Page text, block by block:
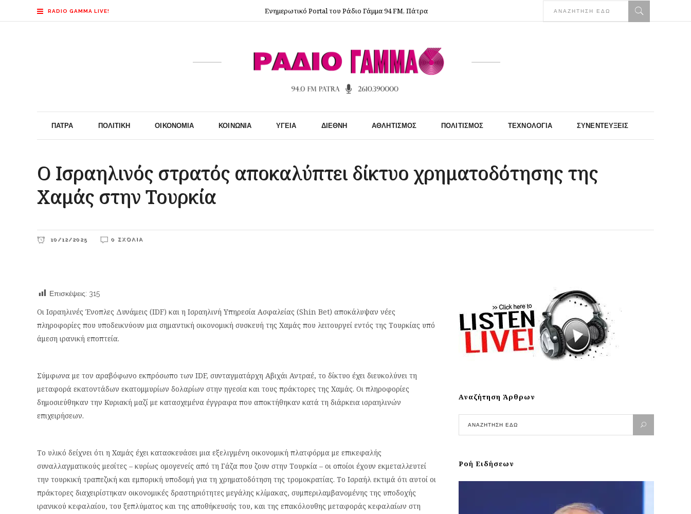
RADIO GAMMA LIVE! Ενημερωτικό Portal του Ράδιο Γάμμα 94 FM, Πάτρα
ΠΆΤΡΑ ΠΟΛΙΤΙΚΉ ΟΙΚΟΝΟΜΊΑ ΚΟΙΝΩΝΊΑ ΥΓΕΊΑ ΔΙΕΘΝΉ ΑΘΛΗΤΙΣΜΌΣ ΠΟΛΙΤΙΣΜΌΣ ΤΕΧΝΟΛΟΓΊΑ ΣΥΝΕΝΤΕΎΞΕΙΣ
Ο Ισραηλινός στρατός αποκαλύπτει δίκτυο χρηματοδότησης της
Χαμάς στην Τουρκία
10/12/2025 0 ΣΧΌΛΙΑ
Επισκέψεις: 315
Οι Ισραηλινές Ένοπλες Δυνάμεις (IDF) και η Ισραηλινή Υπηρεσία Ασφαλείας (Shin Bet) αποκάλυψαν νέες
πληροφορίες που υποδεικνύουν μια σημαντική οικονομική συσκευή της Χαμάς που λειτουργεί εντός της Τουρκίας υπό
άμεση ιρανική εποπτεία.
Σύμφωνα με τον αραβόφωνο εκπρόσωπο των IDF, συνταγματάρχη Αβιχάι Αντραέ, το δίκτυο έχει διευκολύνει τη
μεταφορά εκατοντάδων εκατομμυρίων δολαρίων στην ηγεσία και τους πράκτορες της Χαμάς. Οι πληροφορίες
δημοσιεύθηκαν την Κυριακή μαζί με κατασχεμένα έγγραφα που αποκτήθηκαν κατά τη διάρκεια ισραηλινών
επιχειρήσεων.
Το υλικό δείχνει ότι η Χαμάς έχει κατασκευάσει μια εξελιγμένη οικονομική πλατφόρμα με επικεφαλής
συναλλαγματικούς μεσίτες – κυρίως ομογενείς από τη Γάζα που ζουν στην Τουρκία – οι οποίοι έχουν εκμεταλλευτεί
την τουρκική τραπεζική και εμπορική υποδομή για τη χρηματοδότηση της τρομοκρατίας. Το Ισραήλ εκτιμά ότι αυτοί οι
πράκτορες διαχειρίστηκαν οικονομικές δραστηριότητες μεγάλης κλίμακας, συμπεριλαμβανομένης της υποδοχής
ιρανικού κεφαλαίου, του ξεπλύματος και της αποθήκευσής του, και της επακόλουθης μεταφοράς κεφαλαίων στη
Αναζήτηση Άρθρων
Ροή Ειδήσεων